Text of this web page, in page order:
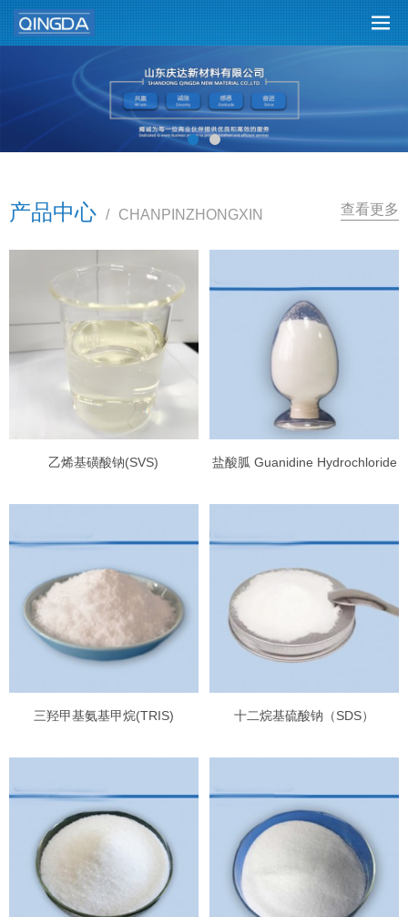
产品中心 / CHANPINZHONGXIN 查看更多
乙烯基磺酸钠(SVS) 盐酸胍 Guanidine Hydrochloride
三羟甲基氨基甲烷(TRIS) 十二烷基硫酸钠（SDS）